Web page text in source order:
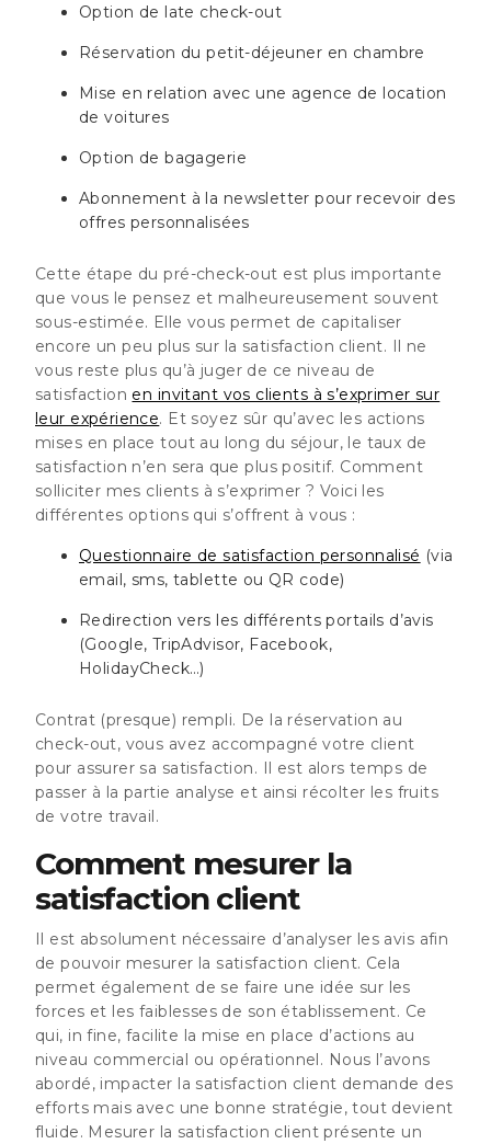
Option de late check-out
Réservation du petit-déjeuner en chambre
Mise en relation avec une agence de location
de voitures
Option de bagagerie
Abonnement à la newsletter pour recevoir des
offres personnalisées
Cette étape du pré-check-out est plus importante
que vous le pensez et malheureusement souvent
sous-estimée. Elle vous permet de capitaliser
encore un peu plus sur la satisfaction client. Il ne
vous reste plus qu’à juger de ce niveau de
satisfaction en invitant vos clients à s’exprimer sur
leur expérience. Et soyez sûr qu’avec les actions
mises en place tout au long du séjour, le taux de
satisfaction n’en sera que plus positif. Comment
solliciter mes clients à s’exprimer ? Voici les
différentes options qui s’offrent à vous :
Questionnaire de satisfaction personnalisé (via
email, sms, tablette ou QR code)
Redirection vers les différents portails d’avis
(Google, TripAdvisor, Facebook,
HolidayCheck…)
Contrat (presque) rempli. De la réservation au
check-out, vous avez accompagné votre client
pour assurer sa satisfaction. Il est alors temps de
passer à la partie analyse et ainsi récolter les fruits
de votre travail.
Comment mesurer la
satisfaction client
Il est absolument nécessaire d’analyser les avis afin
de pouvoir mesurer la satisfaction client. Cela
permet également de se faire une idée sur les
forces et les faiblesses de son établissement. Ce
qui, in fine, facilite la mise en place d’actions au
niveau commercial ou opérationnel. Nous l’avons
abordé, impacter la satisfaction client demande des
efforts mais avec une bonne stratégie, tout devient
fluide. Mesurer la satisfaction client présente un